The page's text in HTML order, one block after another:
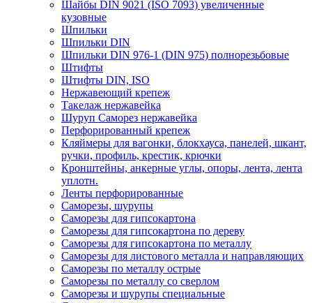
Шайбы DIN 9021 (ISO 7093) увеличенные
кузовные
Шпильки
Шпильки DIN
Шпильки DIN 976-1 (DIN 975) полнорезьбовые
Штифты
Штифты DIN, ISO
Нержавеющий крепеж
Такелаж нержавейка
Шуруп Саморез нержавейка
Перфорированный крепеж
Кляймеры для вагонки, блокхауса, панелей, шкант,
ручки, профиль, крестик, крючки
Кронштейны, анкерные углы, опоры, лента, лента
уплотн.
Ленты перфорированные
Саморезы, шурупы
Саморезы для гипсокартона
Саморезы для гипсокартона по дереву
Саморезы для гипсокартона по металлу
Саморезы для листового металла и направляющих
Саморезы по металлу острые
Саморезы по металлу со сверлом
Саморезы и шурупы специальные